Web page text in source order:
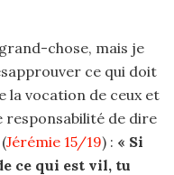
chose, mais je
ce qui doit
la vocation de ceux et
responsabilité de dire
Jérémie 15/19) : « Si
ce qui est vil, tu